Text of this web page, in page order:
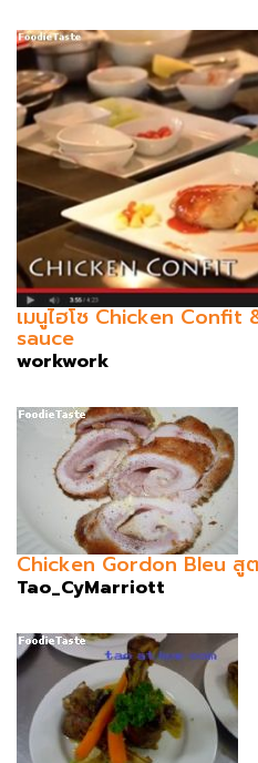
เมนูไฮโซ Chicken
sauce
workwork
Chicken Gordon Bleu สู
Tao_CyMarriott